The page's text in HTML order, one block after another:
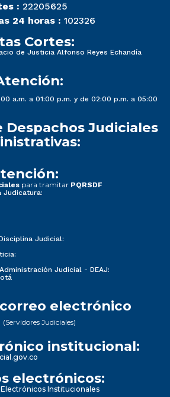
: 22205625
24 horas : 102326
Cortes:
de Justicia Alfonso Reyes Echandía
a.m. a 01:00 p.m. y de 02:00 p.m. a 05:00
Despachos Judiciales
para tramitar PQRSDF
Judicatura:
Judicial:
Judicial - DEAJ:
electrónico
(Servidores Judiciales)
institucional:
electrónicos:
Institucionales